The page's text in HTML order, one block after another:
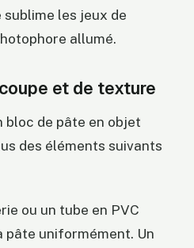
les jeux de
allumé.
et de texture
de pâte en objet
des éléments suivants
ou un tube en PVC
pâte uniformément. Un